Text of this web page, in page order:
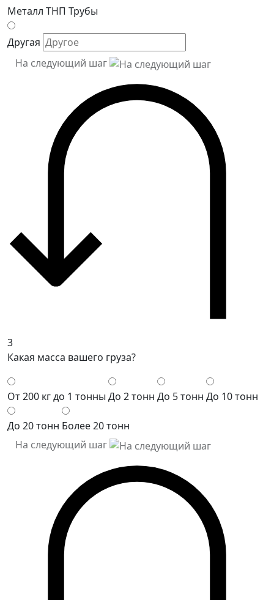
Металл ТНП Трубы
Другая
На следующий шаг
3
Какая масса вашего груза?
От 200 кг до 1 тонны До 2 тонн До 5 тонн До 10 тонн
До 20 тонн Более 20 тонн
На следующий шаг